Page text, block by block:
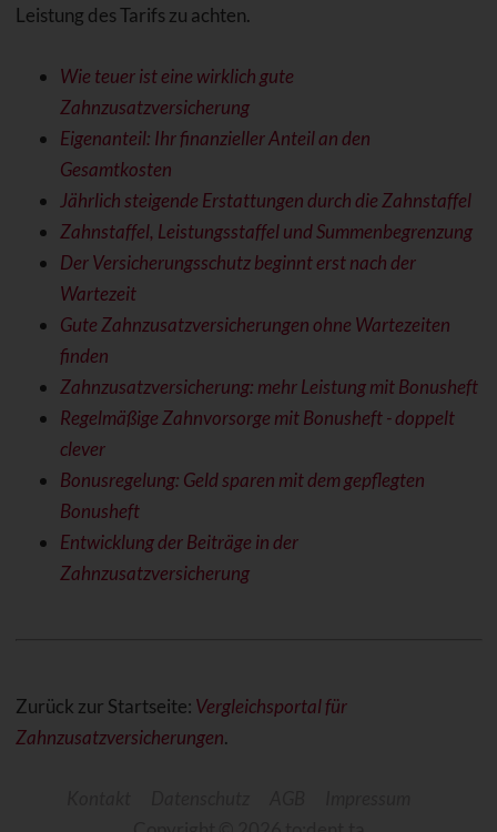
Leistung des Tarifs zu achten.
Wie teuer ist eine wirklich gute
Zahnzusatzversicherung
Eigenanteil: Ihr finanzieller Anteil an den
Gesamtkosten
Jährlich steigende Erstattungen durch die Zahnstaffel
Zahnstaffel, Leistungsstaffel und Summenbegrenzung
Der Versicherungsschutz beginnt erst nach der
Wartezeit
Gute Zahnzusatzversicherungen ohne Wartezeiten
finden
Zahnzusatzversicherung: mehr Leistung mit Bonusheft
Regelmäßige Zahnvorsorge mit Bonusheft - doppelt
clever
Bonusregelung: Geld sparen mit dem gepflegten
Bonusheft
Entwicklung der Beiträge in der
Zahnzusatzversicherung
Zurück zur Startseite: Vergleichsportal für
Zahnzusatzversicherungen.